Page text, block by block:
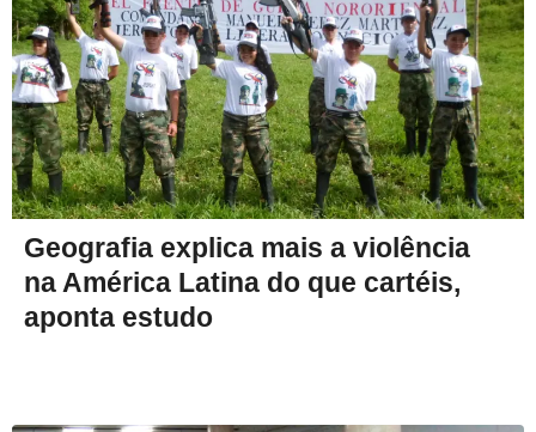
Geografia explica mais a violência
na América Latina do que cartéis,
aponta estudo